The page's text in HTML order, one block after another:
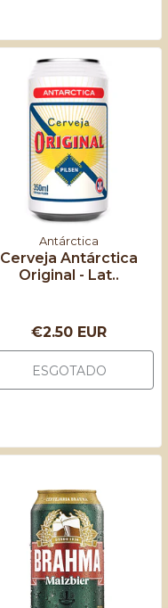
Antárctica
Cerveja Antárctica
Original - Lat..
€2.50 EUR
ESGOTADO